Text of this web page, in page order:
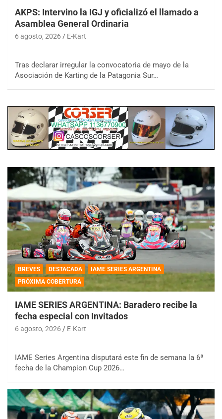
AKPS: Intervino la IGJ y oficializó el llamado a
Asamblea General Ordinaria
6 agosto, 2026 E-Kart
Tras declarar irregular la convocatoria de mayo de la
Asociación de Karting de la Patagonia Sur…
BREVES DESTACADA
IAME SERIES ARGENTINA
PRÓXIMA COBERTURA
IAME SERIES ARGENTINA: Baradero recibe la
fecha especial con Invitados
6 agosto, 2026 E-Kart
IAME Series Argentina disputará este fin de semana la 6ª
fecha de la Champion Cup 2026…